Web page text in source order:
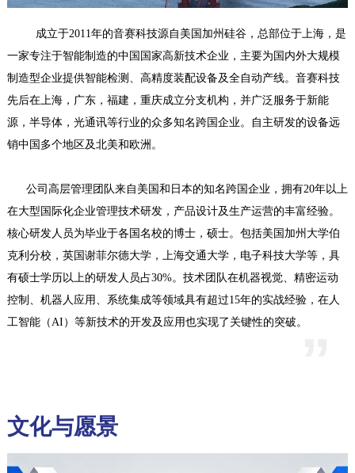
成立于2011年的音赛科技源自美国加州硅谷，总部位于上海，是
一家专注于智能制造的中国国家高新技术企业，主要为国内外大规模
制造型企业提供智能检测、高精度装配设备及全自动产线。音赛科技
先后在上海，广东，福建，重庆成立分支机构，并广泛服务于新能
源，半导体，光通讯等行业的众多知名跨国企业。自主研发的设备远
销中国多个地区及北美和欧洲。
公司高层管理团队来自美国和日本的知名跨国企业，拥有20年以上
在大型国际化企业管理技术研发，产品设计及生产运营的丰富经验。
核心研发人员为毕业于各国名校的博士，硕士。包括美国加州大学伯
克利分校，英国谢菲尔德大学，上海交通大学，电子科技大学等，具
有硕士学历以上的研发人员占30%。技术团队在机器视觉、精密运动
控制、机器人应用、系统集成等领域具有超过15年的实战经验，在人
工智能（AI）等新技术的开发及应用也实现了关键性的突破。
文化与愿景